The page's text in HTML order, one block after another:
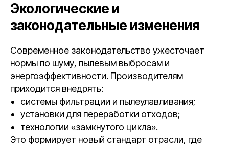
Экологические и
законодательные изменения
Современное законодательство ужесточает
нормы по шуму, пылевым выбросам и
энергоэффективности. Производителям
приходится внедрять:
системы фильтрации и пылеулавливания;
установки для переработки отходов;
технологии «замкнутого цикла».
Это формирует новый стандарт отрасли, где